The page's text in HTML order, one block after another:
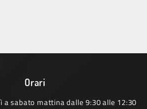
Orari
a sabato mattina dalle 9:30 alle 12:30